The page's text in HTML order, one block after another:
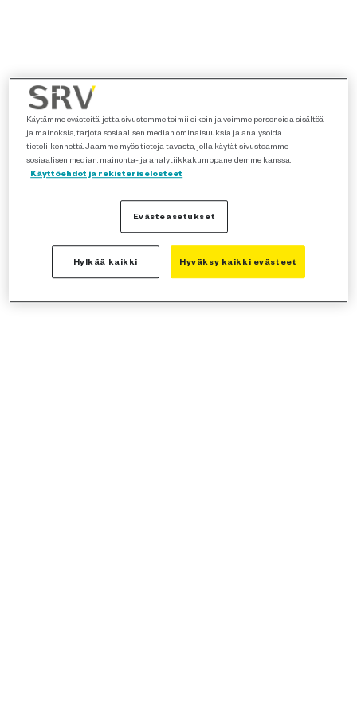
Käytämme evästeitä, jotta sivustomme toimii oikein ja voimme personoida sisältöä
ja mainoksia, tarjota sosiaalisen median ominaisuuksia ja analysoida
tietoliikennettä. Jaamme myös tietoja tavasta, jolla käytät sivustoamme
sosiaalisen median, mainonta- ja analytiikkakumppaneidemme kanssa.
Käyttöehdot ja rekisteriselosteet
Evästeasetukset
Hylkää kaikki Hyväksy kaikki evästeet